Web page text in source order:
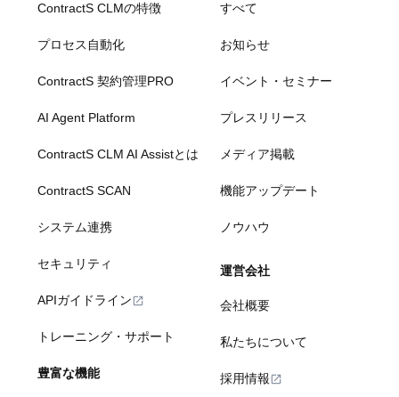
ContractS CLMの特徴
プロセス自動化
ContractS 契約管理PRO
AI Agent Platform
ContractS CLM AI Assistとは
ContractS SCAN
システム連携
セキュリティ
APIガイドライン
トレーニング・サポート
豊富な機能
すべて
お知らせ
イベント・セミナー
プレスリリース
メディア掲載
機能アップデート
ノウハウ
運営会社
会社概要
私たちについて
採用情報